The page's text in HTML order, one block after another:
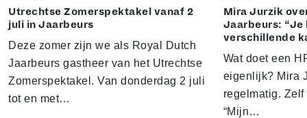
Utrechtse Zomerspektakel vanaf 2
juli in Jaarbeurs
Deze zomer zijn we als Royal Dutch
Jaarbeurs gastheer van het Utrechtse
Zomerspektakel. Van donderdag 2 juli
tot en met…
Mira Jurzik
Jaarbeurs: “Je
verschillende
Wat doet een
eigenlijk? Mira
regelmatig.
“Mijn…